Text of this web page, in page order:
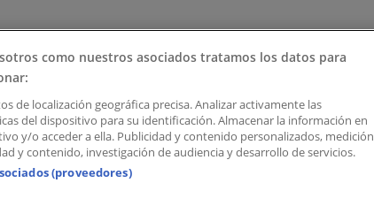
Spain
como nuestros asociados tratamos los datos para
de localización geográfica precisa. Analizar activamente las
del dispositivo para su identificación. Almacenar la información en
y/o acceder a ella. Publicidad y contenido personalizados, medición
y contenido, investigación de audiencia y desarrollo de servicios.
(proveedores)